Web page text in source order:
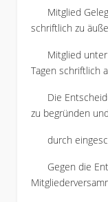
Mitglied
schriftlich zu
Mitglied unter
Tagen schriftlich
Die
zu begründen
durch
Gegen die